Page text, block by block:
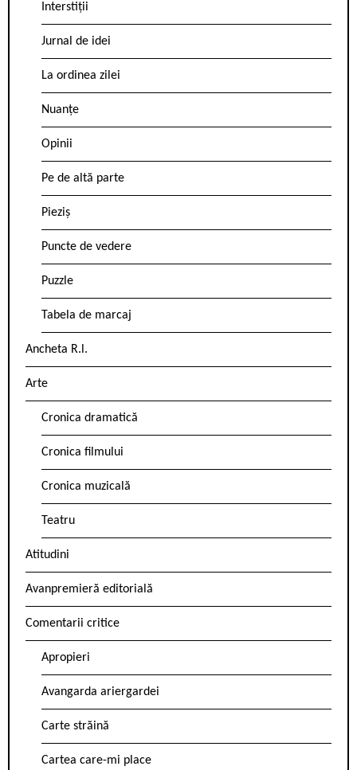
Interstiții
Jurnal de idei
La ordinea zilei
Nuanțe
Opinii
Pe de altă parte
Pieziș
Puncte de vedere
Puzzle
Tabela de marcaj
Ancheta R.l.
Arte
Cronica dramatică
Cronica filmului
Cronica muzicală
Teatru
Atitudini
Avanpremieră editorială
Comentarii critice
Apropieri
Avangarda ariergardei
Carte străină
Cartea care-mi place